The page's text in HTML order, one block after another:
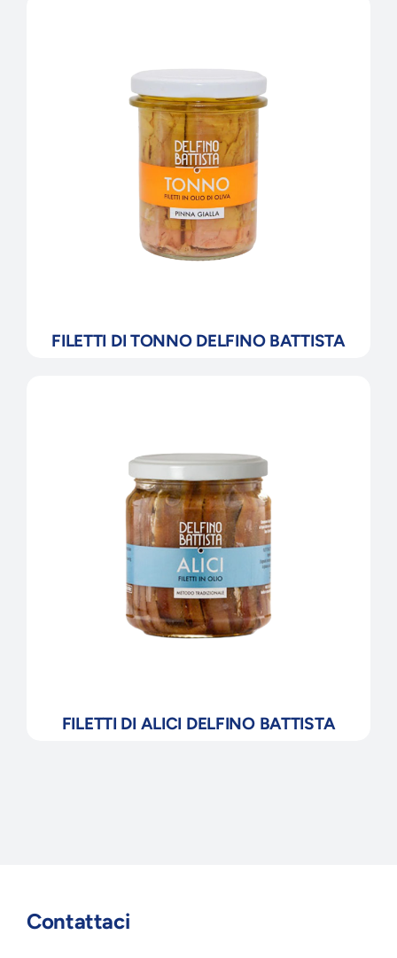
FILETTI DI TONNO DELFINO BATTISTA
FILETTI DI ALICI DELFINO BATTISTA
Contattaci